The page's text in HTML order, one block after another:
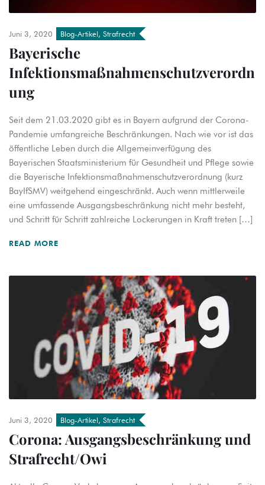
Juni 3, 2020 Blog-Artikel, Strafrecht
Bayerische
Infektionsmaßnahmenschutzverordn
ung
Seit dem 21.03.2020 gibt es in Bayern aufgrund der Corona-
Pandemie umfangreiche Beschränkungen. Nach wie vor ist das
öffentliche Leben durch die Allgemeinverfügung des
Bayerischen Staatsministerium für Gesundheit und Pflege sowie
die Bayerische Infektionsmaßnahmenschutzverordnung (kurz
BayIfSMV) weitgehend eingeschränkt. Auch wenn mittlerweile
eine umfassende Ausgangsbeschränkung nicht mehr besteht,
und Schritt für Schritt zahlreiche Lockerungen in Kraft treten […]
READ MORE
Juni 3, 2020 Blog-Artikel, Strafrecht
Corona: Ausgangsbeschränkung und
Strafrecht/Owi